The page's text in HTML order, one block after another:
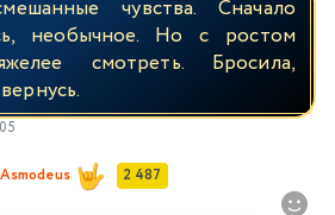
чувства. Сначало
необычное. Но с ростом
смотреть. Бросила,
2 487